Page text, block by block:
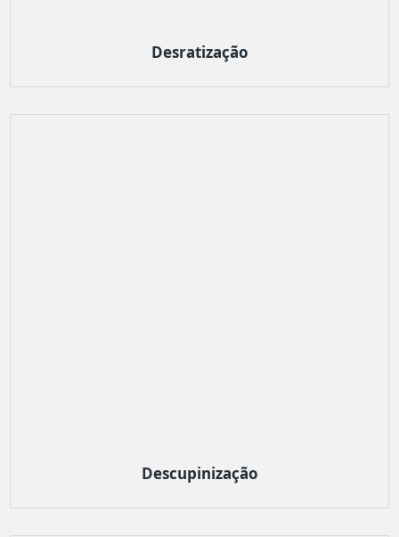
Desratização
Descupinização